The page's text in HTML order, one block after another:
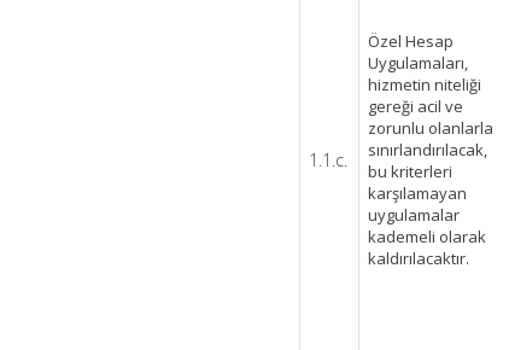
1.1.c.
Özel Hesap
Uygulamaları,
hizmetin niteliği
gereği acil ve
zorunlu olanlarla
sınırlandırılacak,
bu kriterleri
karşılamayan
uygulamalar
kademeli olarak
kaldırılacaktır.